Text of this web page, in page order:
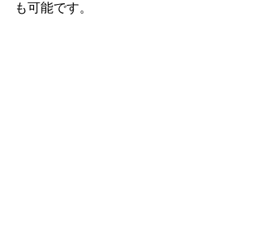
も可能です。